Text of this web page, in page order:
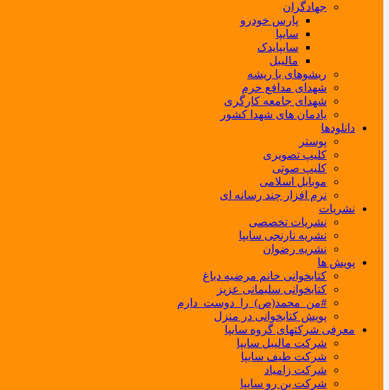
جهادگران
پارس خودرو
سایپا
سایپایدک
مالیبل
ریشوهای با ریشه
شهدای مدافع حرم
شهدای جامعه کارگری
یادمان های شهدا کشور
دانلودها
پوستر
کلیپ تصویری
کلیپ صوتی
موبایل اسلامی
نرم افزار چند رسانه ای
نشریات
نشریات تخصصی
نشریه نارنجی سایپا
نشریه رضوان
پویش ها
کتابخوانی خانم مرضیه دباغ
کتابخوانی سلیمانی عزیز
#من_محمد(ص)_را_دوست_دارم
پویش کتابخوانی در منزل
معرفی شرکتهای گروه سایپا
شرکت مالیبل سایپا
شرکت طیف سایپا
شرکت زامیاد
شرکت بن رو سایپا